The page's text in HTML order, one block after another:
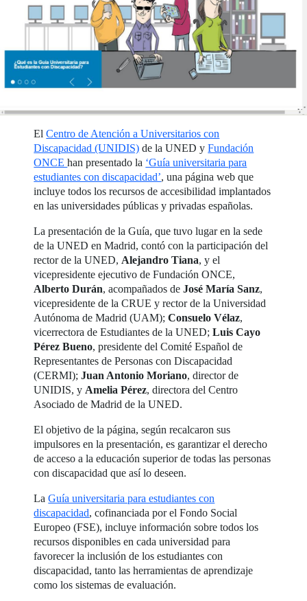
ElCentro de Atención a Universitarios con
Discapacidad (UNIDIS) de la UNED yFundación
ONCEhan presentado la ‘Guía universitaria para
estudiantes con discapacidad’, una página web que
incluye todos los recursos de accesibilidad implantados
en las universidades públicas y privadas españolas.
La presentación de la Guía, que tuvo lugar en la sede
de la UNED en Madrid, contó con la participación del
rector de la UNED, Alejandro Tiana, y el
vicepresidente ejecutivo de Fundación ONCE,
Alberto Durán, acompañados deJosé María Sanz,
vicepresidente de la CRUE y rector de la Universidad
Autónoma de Madrid (UAM);Consuelo Vélaz,
vicerrectora de Estudiantes de la UNED;Luis Cayo
Pérez Bueno, presidente del Comité Español de
Representantes de Personas con Discapacidad
(CERMI);Juan Antonio Moriano, director de
UNIDIS, y Amelia Pérez, directora del Centro
Asociado de Madrid de la UNED.
El objetivo de la página, según recalcaron sus
impulsores en la presentación, es garantizar el derecho
de acceso a la educación superior de todas las personas
con discapacidad que así lo deseen.
LaGuía universitaria para estudiantes con
discapacidad, cofinanciada por el Fondo Social
Europeo (FSE), incluye información sobre todos los
recursos disponibles en cada universidad para
favorecer la inclusión de los estudiantes con
discapacidad, tanto las herramientas de aprendizaje
como los sistemas de evaluación.